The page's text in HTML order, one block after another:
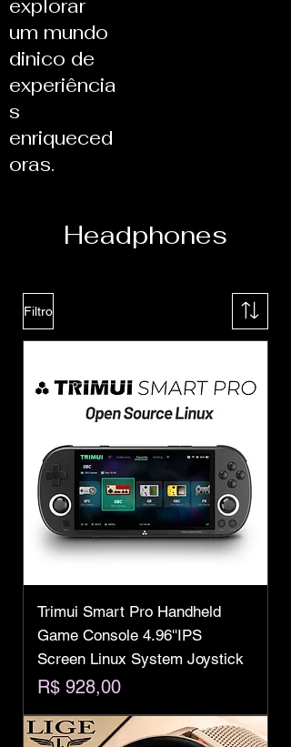
explorar
um mundo
dinico de
experiência
s
enriqueced
oras.
Headphones
Filtro
Trimui Smart Pro Handheld
Game Console 4.96''IPS
Screen Linux System Joystick
Preço
R$ 928,00